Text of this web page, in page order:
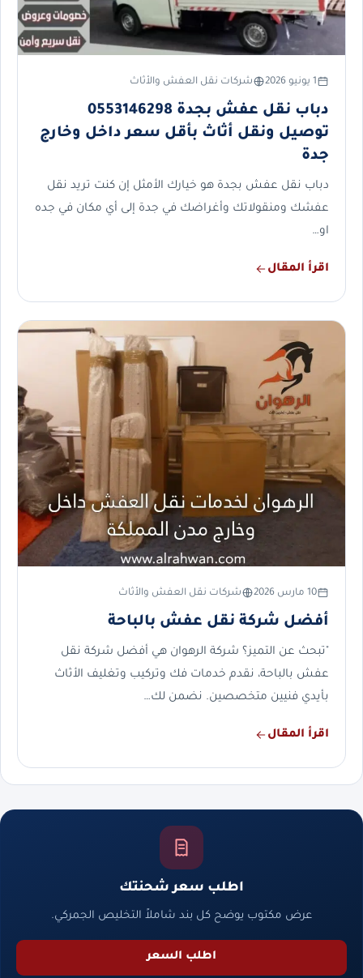
1 يونيو 2026 شركات نقل العفش والأثاث
دباب نقل عفش بجدة 0553146298
توصيل ونقل أثاث بأقل سعر داخل وخارج
جدة
دباب نقل عفش بجدة هو خيارك الأمثل إن كنت تريد نقل
عفشك ومنقولاتك وأغراضك في جدة إلى أي مكان في جده
او…
اقرأ المقال
10 مارس 2026 شركات نقل العفش والأثاث
أفضل شركة نقل عفش بالباحة
"تبحث عن التميز؟ شركة الرهوان هي أفضل شركة نقل
عفش بالباحة، نقدم خدمات فك وتركيب وتغليف الأثاث
بأيدي فنيين متخصصين. نضمن لك…
اقرأ المقال
اطلب سعر شحنتك
عرض مكتوب يوضح كل بند شاملاً التخليص الجمركي.
اطلب السعر